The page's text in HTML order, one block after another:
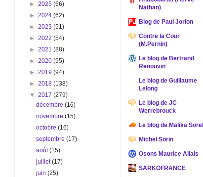
► 2025 (66)
► 2024 (62)
► 2023 (51)
► 2022 (54)
► 2021 (88)
► 2020 (95)
► 2019 (94)
► 2018 (138)
▼ 2017 (279)
décembre(16)
novembre(15)
octobre(16)
septembre(17)
août(15)
juillet(17)
juin(25)
Nathan)
Blog de Paul Jorion
Contre la Cour
(M.Pernin)
Le blog de Bertrand
Renouvin
Le blog de Guillaume
Lelong
Le blog de JC
Werrebrouck
Le blog de Malika Sorel
Michel Sorin
Osons Maurice Allais
SARKOFRANCE